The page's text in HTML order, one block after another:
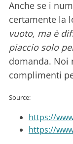
Anche se i
certamente la
vuoto, ma è
piaccio solo
domanda. Noi
complimenti
Source:
https://
https://